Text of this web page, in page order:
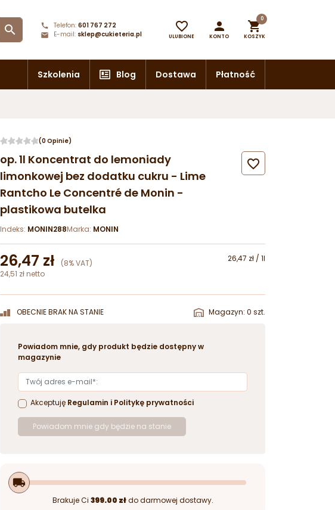
 Telefon: 601 767 272
E-mail: sklep@cukieteria.pl

ULUBIONE

KONTO

0
KOSZYK
Szkolenia Blog Dostawa Płatność
(0 Opinie)
op. 1l Koncentrat do lemoniady
limonkowej bez dodatku cukru - Lime
Rantcho Le Concentré de Monin -
plastikowa butelka

Indeks: MONIN288Marka: MONIN
26,47 zł (8% VAT)
26,47 zł / 1l
24,51 zł netto
OBECNIE BRAK NA STANIE Magazyn: 0 szt.
Powiadom mnie, gdy produkt będzie dostępny w
magazynie
Akceptuję Regulamin i Politykę prywatności
Powiadom mnie gdy będzie na stanie
local_shipping
Brakuje Ci 399.00 złdo darmowej dostawy.